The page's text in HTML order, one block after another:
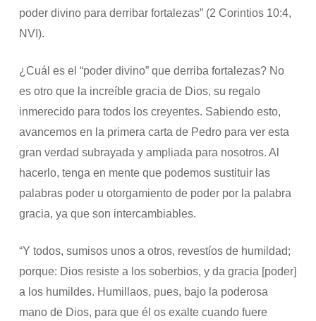
poder divino para derribar fortalezas” (2 Corintios 10:4,
NVI).
¿Cuál es el “poder divino” que derriba fortalezas? No
es otro que la increíble gracia de Dios, su regalo
inmerecido para todos los creyentes. Sabiendo esto,
avancemos en la primera carta de Pedro para ver esta
gran verdad subrayada y ampliada para nosotros. Al
hacerlo, tenga en mente que podemos sustituir las
palabras poder u otorgamiento de poder por la palabra
gracia, ya que son intercambiables.
“Y todos, sumisos unos a otros, revestíos de humildad;
porque: Dios resiste a los soberbios, y da gracia [poder]
a los humildes. Humillaos, pues, bajo la poderosa
mano de Dios, para que él os exalte cuando fuere